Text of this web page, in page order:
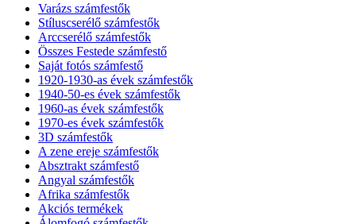
Varázs számfestők
Stíluscserélő számfestők
Arccserélő számfestők
Összes Festede számfestő
Saját fotós számfestő
1920-1930-as évek számfestők
1940-50-es évek számfestők
1960-as évek számfestők
1970-es évek számfestők
3D számfestők
A zene ereje számfestők
Absztrakt számfestő
Angyal számfestők
Afrika számfestők
Akciós termékek